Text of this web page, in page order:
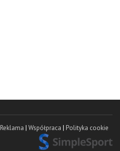
Reklama | Współpraca | Polityka cookie